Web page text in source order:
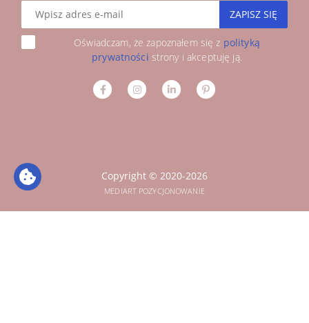
ZAPISZ SIĘ
Oświadczam, że zapoznałem się z polityką
prywatności strony i akceptuję ją.
Copyright © 2020-2026
MEDIART POZYCJONOWANIE